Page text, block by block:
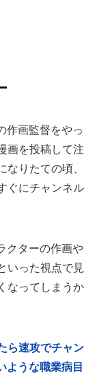
作画監督をやっ
画を投稿して注
りたての頃、
ぐにチャンネル
クターの作画や
いった視点で見
なってしまうか
ら速攻でチャン
ような職業病目